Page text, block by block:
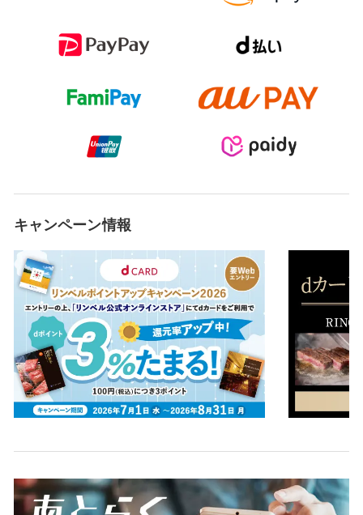
キャンペーン情報